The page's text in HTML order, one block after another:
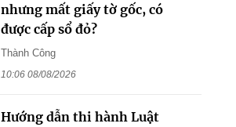
nhưng mất giấy tờ gốc, có
được cấp sổ đỏ?
Thành Công
10:06 08/08/2026
Hướng dẫn thi hành Luật